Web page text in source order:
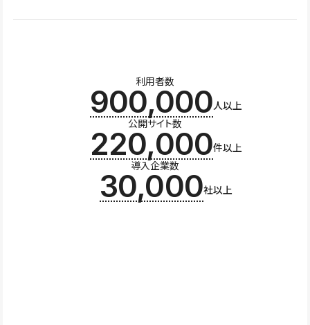
利用者数
900,000人以上
公開サイト数
220,000件以上
導入企業数
30,000社以上